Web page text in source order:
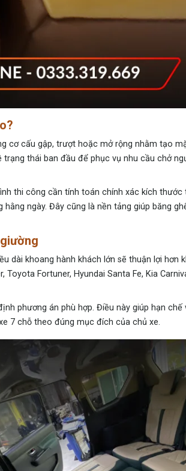
cơ cấu gập, trượt hoặc mở rộng nhằm tạo
thái ban đầu để phục vụ nhu cầu chở
thi công cần tính toán chính xác kích thước
ngày. Đây cũng là nền tảng giúp băng
dài khoang hành khách lớn sẽ thuận lợi hơn
Fortuner, Hyundai Santa Fe, Kia
phương án phù hợp. Điều này giúp hạn chế
7 chỗ theo đúng mục đích của chủ xe.